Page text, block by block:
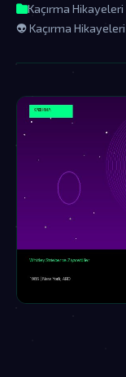
Kaçırma Hikayeleri
👽 Kaçırma Hikayeleri